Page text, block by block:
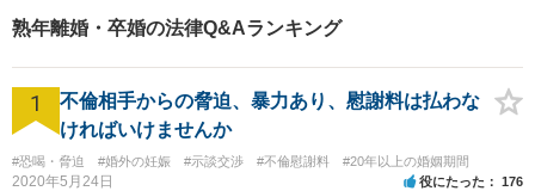
う全力でサポートいたしま
す。
熟年離婚・卒婚の法律Q&Aランキング
1
不倫相手からの脅迫、暴力あり、慰謝料は払わな
ければいけませんか
#恐喝・脅迫 #婚外の妊娠 #示談交渉 #不倫慰謝料 #20年以上の婚姻期間
2020年5月24日 役にたった 176